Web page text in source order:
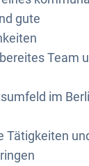
gute
Team
im
Tätigkeiten